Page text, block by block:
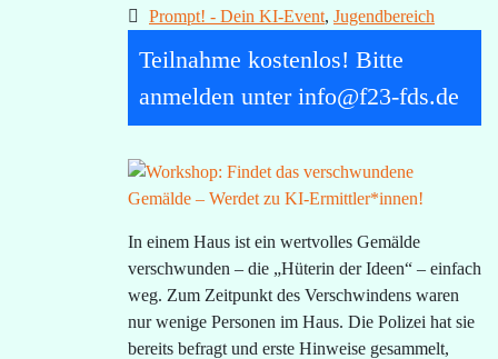
Prompt! - Dein KI-Event, Jugendbereich
Teilnahme kostenlos! Bitte
anmelden unter info@f23-fds.de
In einem Haus ist ein wertvolles Gemälde
verschwunden – die „Hüterin der Ideen“ – einfach
weg. Zum Zeitpunkt des Verschwindens waren
nur wenige Personen im Haus. Die Polizei hat sie
bereits befragt und erste Hinweise gesammelt,